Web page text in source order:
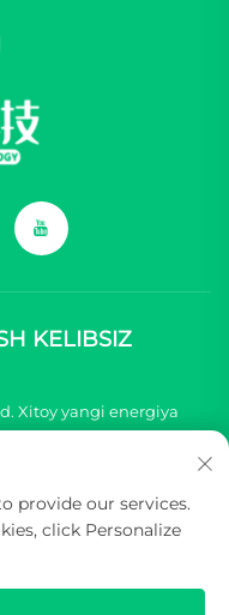
KELIBSIZ
Xitoy yangi energiya
Shiwei Texnologiya
provide our services.
click Personalize